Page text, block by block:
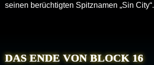
seinen berüchtigten Spitznamen „Sin City“.
DAS ENDE VON BLOCK 16